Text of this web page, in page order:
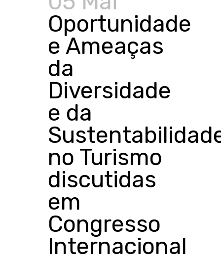
Oportunidade
e Ameaças
da
Diversidade
e da
no Turismo
discutidas
em
Congresso
Internacional